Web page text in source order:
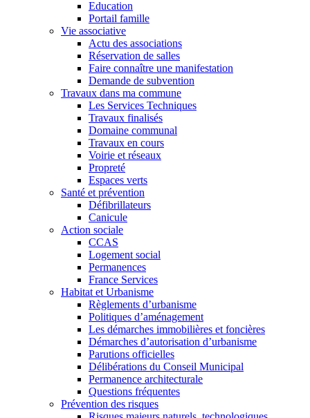
Education
Portail famille
Vie associative
Actu des associations
Réservation de salles
Faire connaître une manifestation
Demande de subvention
Travaux dans ma commune
Les Services Techniques
Travaux finalisés
Domaine communal
Travaux en cours
Voirie et réseaux
Propreté
Espaces verts
Santé et prévention
Défibrillateurs
Canicule
Action sociale
CCAS
Logement social
Permanences
France Services
Habitat et Urbanisme
Règlements d’urbanisme
Politiques d’aménagement
Les démarches immobilières et foncières
Démarches d’autorisation d’urbanisme
Parutions officielles
Délibérations du Conseil Municipal
Permanence architecturale
Questions fréquentes
Prévention des risques